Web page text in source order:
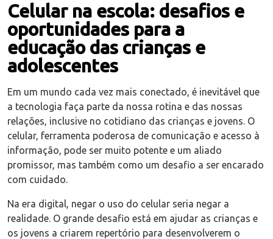
Celular na escola: desafios e
oportunidades para a
educação das crianças e
adolescentes
Em um mundo cada vez mais conectado, é inevitável que
a tecnologia faça parte da nossa rotina e das nossas
relações, inclusive no cotidiano das crianças e jovens. O
celular, ferramenta poderosa de comunicação e acesso à
informação, pode ser muito potente e um aliado
promissor, mas também como um desafio a ser encarado
com cuidado.
Na era digital, negar o uso do celular seria negar a
realidade. O grande desafio está em ajudar as crianças e
os jovens a criarem repertório para desenvolverem o